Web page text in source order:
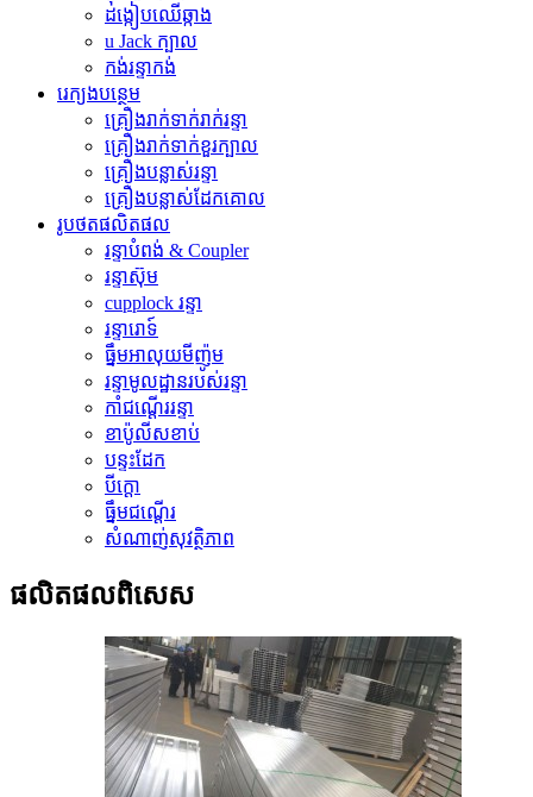
ដង្កៀបឈើឆ្កាង
u Jack ក្បាល
កង់រន្ទាកង់
រេក្យងបន្ថេម
គ្រឿងរាក់ទាក់រាក់រន្ទា
គ្រឿងរាក់ទាក់ខួរក្បាល
គ្រឿងបន្លាស់រន្ទា
គ្រឿងបន្លាស់ដែកគោល
រូបថតផលិតផល
រន្ទាបំពង់ & Coupler
រន្ទាស៊ុម
cupplock រន្ទា
រន្ទារោទ៍
ធ្នឹមអាលុយមីញ៉ូម
រន្ទាមូលដ្ឋានរបស់រន្ទា
កាំជណ្ដើររន្ទា
ខាប៉ូលីសខាប់
បន្ទះដែក
បីក្ដោ
ធ្នឹមជណ្តើរ
សំណាញ់សុវត្ថិភាព
ផលិតផលពិសេស